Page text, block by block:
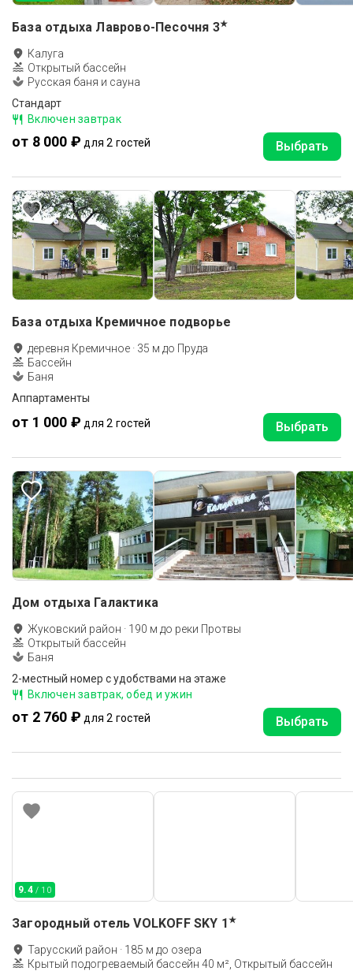
База отдыха Лаврово-Песочня 3★
Калуга
Открытый бассейн
Русская баня и сауна
Стандарт
Включен завтрак
от 8 000 ₽ для 2 гостей Выбрать
База отдыха Кремичное подворье
деревня Кремичное · 35 м до Пруда
Бассейн
Баня
Аппартаменты
от 1 000 ₽ для 2 гостей Выбрать
Дом отдыха Галактика
Жуковский район · 190 м до реки Протвы
Открытый бассейн
Баня
2-местный номер с удобствами на этаже
Включен завтрак, обед и ужин
от 2 760 ₽ для 2 гостей Выбрать
9.4 / 10
Загородный отель VOLKOFF SKY 1★
Тарусский район · 185 м до озера
Крытый подогреваемый бассейн 40 м², Открытый бассейн